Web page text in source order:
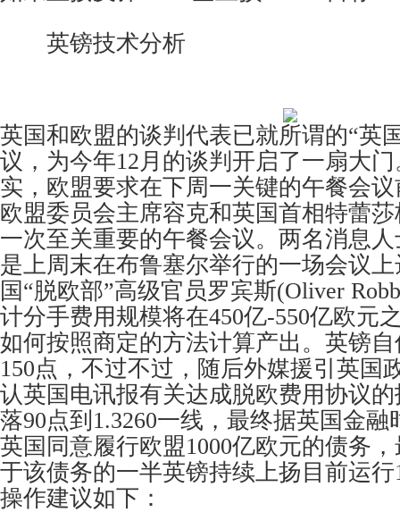
英镑技术分析
英国和欧盟的谈判代表已就所谓的“英
议，为今年12月的谈判开启了一扇大
实，欧盟要求在下周一关键的午餐会
欧盟委员会主席容克和英国首相特蕾
一次至关重要的午餐会议。两名消息
是上周末在布鲁塞尔举行的一场会议
国“脱欧部”高级官员罗宾斯(Oliver
计分手费用规模将在450亿-550亿欧元
如何按照商定的方法计算产出。英镑自
150点，不过不过，随后外媒援引英国
认英国电讯报有关达成脱欧费用协议
落90点到1.3260一线，最终据英国金
英国同意履行欧盟1000亿欧元的债务
于该债务的一半英镑持续上扬目前运行
操作建议如下：